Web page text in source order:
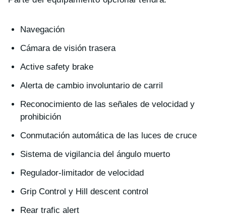
Navegación
Cámara de visión trasera
Active safety brake
Alerta de cambio involuntario de carril
Reconocimiento de las señales de velocidad y
prohibición
Conmutación automática de las luces de cruce
Sistema de vigilancia del ángulo muerto
Regulador-limitador de velocidad
Grip Control y Hill descent control
Rear trafic alert